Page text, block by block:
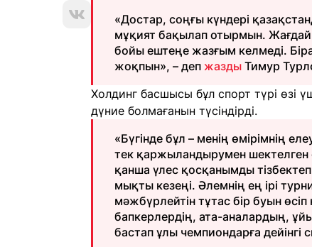
«Достар, соңғы күндері
мұқият бақылап отырмын.
бойы ештеңе жазғым келмеді.
жоқпын», – деп жазды Тимур
Холдинг басшысы бұл спорт түрі өзі
дүние болмағанын түсіндірді.
«Бүгінде бұл – менің өмірімнің
тек қаржыландырумен
қанша үлес қосқанымды
мықты кезеңі. Әлемнің ең ірі
мәжбүрлейтін тұтас бір буын
бапкерлердің, ата-аналардың,
бастап ұлы чемпиондарға дейінгі